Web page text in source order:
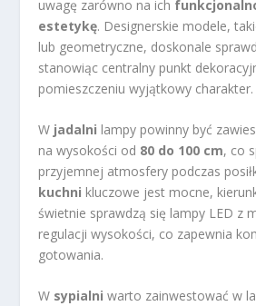
uwagę zarówno na ich
estetykę. Designerskie modele,
lub geometryczne, doskonale
stanowiąc centralny punkt
pomieszczeniu wyjątkowy charakter.
W jadalni lampy powinny być
na wysokości od 80 do 100 cm, co
przyjemnej atmosfery podczas
kuchni kluczowe jest mocne,
świetnie sprawdzą się lampy LED z
regulacji wysokości, co zapewnia
gotowania.
W sypialni warto zainwestować w